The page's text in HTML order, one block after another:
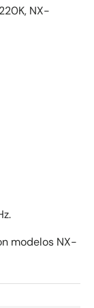
NX-
modelos NX-